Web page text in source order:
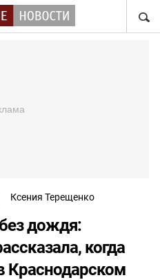
Ксения Терещенко
дождя:
когда
Краснодарском